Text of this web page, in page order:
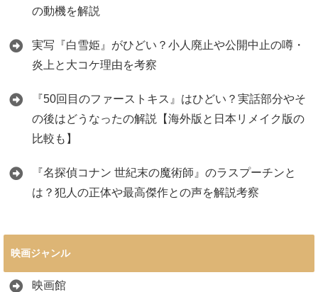
の動機を解説
実写『白雪姫』がひどい？小人廃止や公開中止の噂・
炎上と大コケ理由を考察
『50回目のファーストキス』はひどい？実話部分やそ
の後はどうなったの解説【海外版と日本リメイク版の
比較も】
『名探偵コナン 世紀末の魔術師』のラスプーチンと
は？犯人の正体や最高傑作との声を解説考察
映画ジャンル
映画館